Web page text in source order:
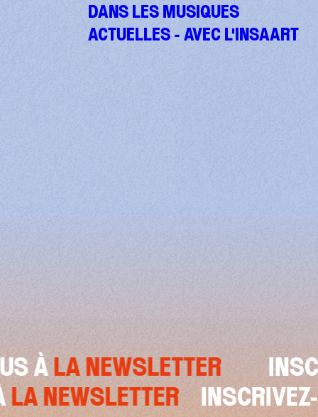
DANS LES MUSIQUES
ACTUELLES - AVEC L'INSAART
INSCRIVEZ-VOUS À
VOUS ÀLA